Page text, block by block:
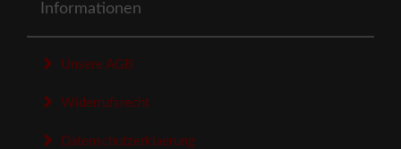
Informationen
Unsere AGB
Widerrufsrecht
Datenschutzerklaerung